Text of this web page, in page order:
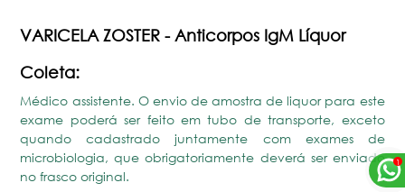
VARICELA ZOSTER - Anticorpos IgM Líquor
Coleta:
Médico assistente. O envio de amostra de liquor para este
exame poderá ser feito em tubo de transporte, exceto
quando cadastrado juntamente com exames de
microbiologia, que obrigatoriamente deverá ser enviado
no frasco original.